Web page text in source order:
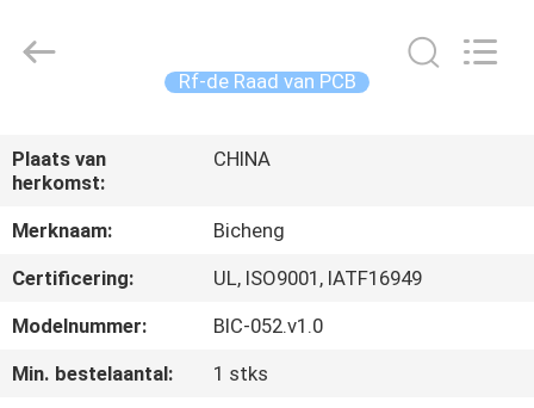
PRODUCTEN
VIDEO'S
OVER
Technology
Rf-de Raad van PCB
Plaats van
herkomst:
CHINA
Merknaam:
Bicheng
Certificering:
UL, ISO9001, IATF16949
Modelnummer:
BIC-052.v1.0
Min. bestelaantal:
1 stks